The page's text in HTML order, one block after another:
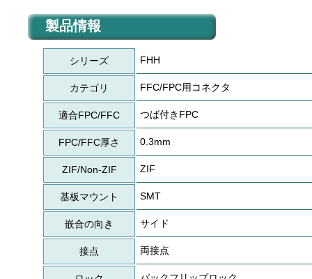
製品情報
シリーズ FHH
カテゴリ FFC/FPC用コネクタ
適合FPC/FFC つば付きFPC
FPC/FFC厚さ 0.3mm
ZIF/Non-ZIF ZIF
基板マウント SMT
嵌合の向き サイド
接点 両接点